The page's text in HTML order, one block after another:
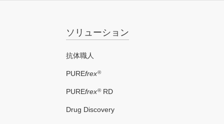
ソリューション
抗体職人
PUREfrex®
PUREfrex®RD
Drug Discovery